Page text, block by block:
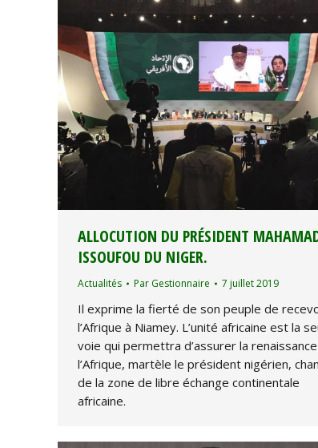
ALLOCUTION DU PRÉSIDENT
ISSOUFOU DU NIGER.
Actualités Par Gestionnaire 7 juillet 2019
Il exprime la fierté de son peuple de
l’Afrique à Niamey. L’unité africaine est la
voie qui permettra d’assurer la
l’Afrique, martèle le président nigérien,
de la zone de libre échange continentale
africaine.